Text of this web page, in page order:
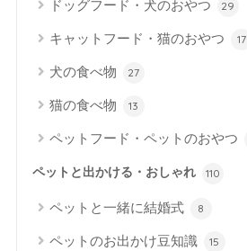
ドッグフード・犬のおやつ 29
キャットフード・猫のおやつ 17
犬の食べ物 27
猫の食べ物 13
ペットフード・ペットのおやつ
ペットと出かける・おしゃれ 110
ペットと一緒に結婚式 8
ペットのお出かけ豆知識 15